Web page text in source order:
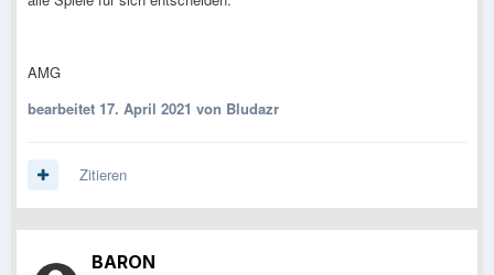
AMG
bearbeitet 17. April 2021 von Bludazr
Zitieren
BARON